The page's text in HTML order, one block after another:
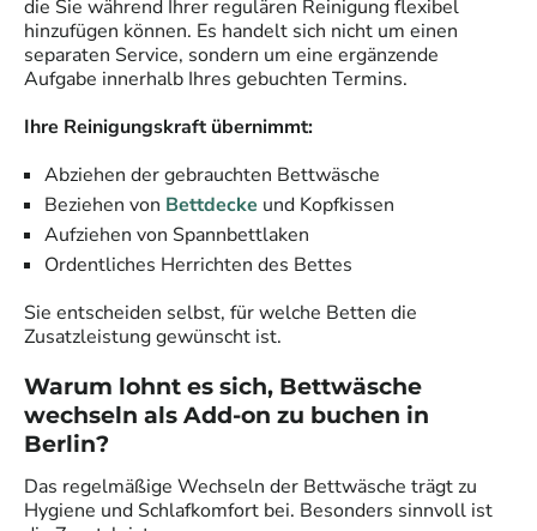
die Sie während Ihrer regulären Reinigung flexibel
hinzufügen können. Es handelt sich nicht um einen
separaten Service, sondern um eine ergänzende
Aufgabe innerhalb Ihres gebuchten Termins.
Ihre Reinigungskraft übernimmt:
Abziehen der gebrauchten Bettwäsche
Beziehen von Bettdecke und Kopfkissen
Aufziehen von Spannbettlaken
Ordentliches Herrichten des Bettes
Sie entscheiden selbst, für welche Betten die
Zusatzleistung gewünscht ist.
Warum lohnt es sich, Bettwäsche
wechseln als Add-on zu buchen in
Berlin?
Das regelmäßige Wechseln der Bettwäsche trägt zu
Hygiene und Schlafkomfort bei. Besonders sinnvoll ist